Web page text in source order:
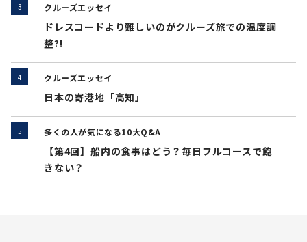
クルーズエッセイ
ドレスコードより難しいのがクルーズ旅での温度調
整?!
クルーズエッセイ
日本の寄港地「高知」
多くの人が気になる10大Q&A
【第4回】船内の食事はどう？毎日フルコースで飽
きない？